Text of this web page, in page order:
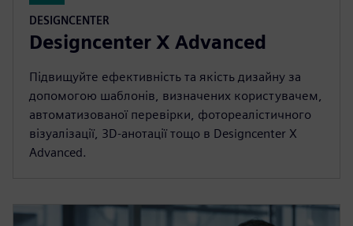
DESIGNCENTER
Designcenter X Advanced
Підвищуйте ефективність та якість дизайну за
допомогою шаблонів, визначених користувачем,
автоматизованої перевірки, фотореалістичного
візуалізації, 3D-анотації тощо в Designcenter X
Advanced.